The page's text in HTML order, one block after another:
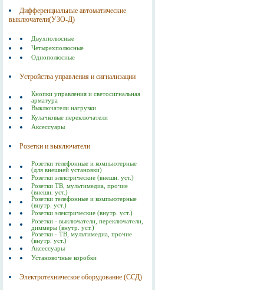
Дифференциальные автоматические
выключатели(УЗО-Д)
Двухполюсные
Четырехполюсные
Однополюсные
Устройства управления и сигнализации
Кнопки управления и светосигнальная
арматура
Выключатели нагрузки
Кулачковые переключатели
Аксессуары
Розетки и выключатели
Розетки телефонные и компьютерные
(для внешней установки)
Розетки электрические (внешн. уст.)
Розетки ТВ, мультимедиа, прочие
(внешн. уст.)
Розетки телефонные и компьютерные
(внутр. уст.)
Розетки электрические (внутр. уст.)
Розетки - выключатели, переключатели,
диммеры (внутр. уст.)
Розетки - ТВ, мультимедиа, прочие
(внутр. уст.)
Аксессуары
Установочные коробки
Электротехническое оборудование (ССД)